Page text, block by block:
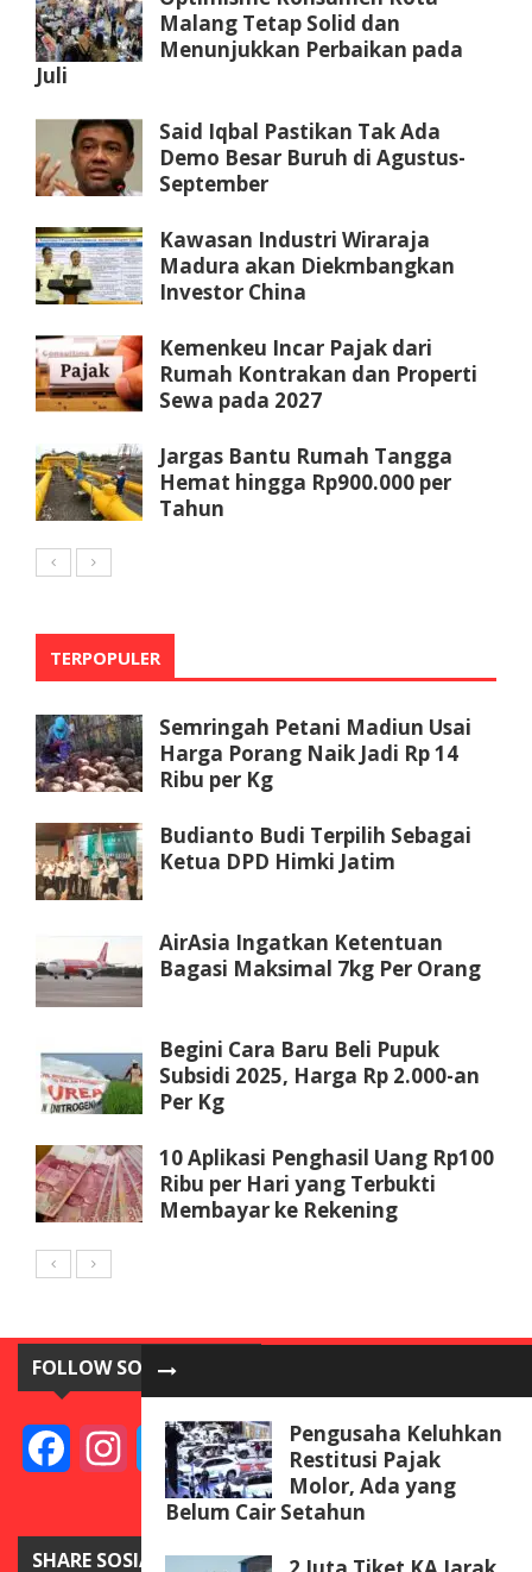
Pengusaha Keluhkan
Restitusi Pajak
Molor, Ada yang
Belum Cair Setahun
Malang Tetap Solid dan
Menunjukkan Perbaikan pada
Juli
Said Iqbal Pastikan Tak Ada
Demo Besar Buruh di Agustus-
September
Kawasan Industri Wiraraja
Madura akan Diekmbangkan
Investor China
Kemenkeu Incar Pajak dari
Rumah Kontrakan dan Properti
Sewa pada 2027
Jargas Bantu Rumah Tangga
Hemat hingga Rp900.000 per
Tahun
TERPOPULER
Semringah Petani Madiun Usai
Harga Porang Naik Jadi Rp 14
Ribu per Kg
Budianto Budi Terpilih Sebagai
Ketua DPD Himki Jatim
AirAsia Ingatkan Ketentuan
Bagasi Maksimal 7kg Per Orang
Begini Cara Baru Beli Pupuk
Subsidi 2025, Harga Rp 2.000-an
Per Kg
10 Aplikasi Penghasil Uang Rp100
Ribu per Hari yang Terbukti
Membayar ke Rekening
FOLLOW SOSIAL MEDIA
FacebookInstagramTwitterYouTube
SHARE SOSIAL MEDIA